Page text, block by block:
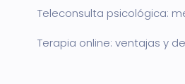
Teleconsulta psicológica:
Terapia online: ventajas y